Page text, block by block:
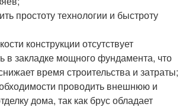
простоту технологии и быстроту
конструкции отсутствует
в закладке мощного фундамента, что
время строительства и затраты;
проводить внешнюю и
дома, так как брус обладает